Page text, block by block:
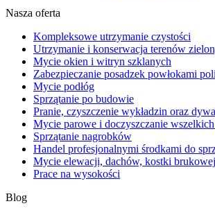
Nasza oferta
Kompleksowe utrzymanie czystości
Utrzymanie i konserwacja terenów
Mycie okien i witryn szklanych
Zabezpieczanie posadzek powłokami
Mycie podłóg
Sprzątanie po budowie
Pranie, czyszczenie wykładzin oraz
Mycie parowe i doczyszczanie
Sprzątanie nagrobków
Handel profesjonalnymi środkami do
Mycie elewacji, dachów, kostki brukowej
Prace na wysokości
Blog